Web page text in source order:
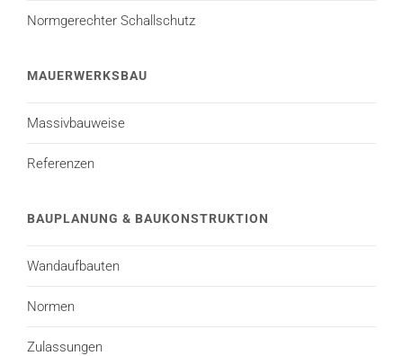
Normgerechter Schallschutz
MAUERWERKSBAU
Massivbauweise
Referenzen
BAUPLANUNG & BAUKONSTRUKTION
Wandaufbauten
Normen
Zulassungen